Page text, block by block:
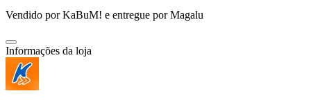
Vendido porKaBuM! e entregue por Magalu
Informações da loja